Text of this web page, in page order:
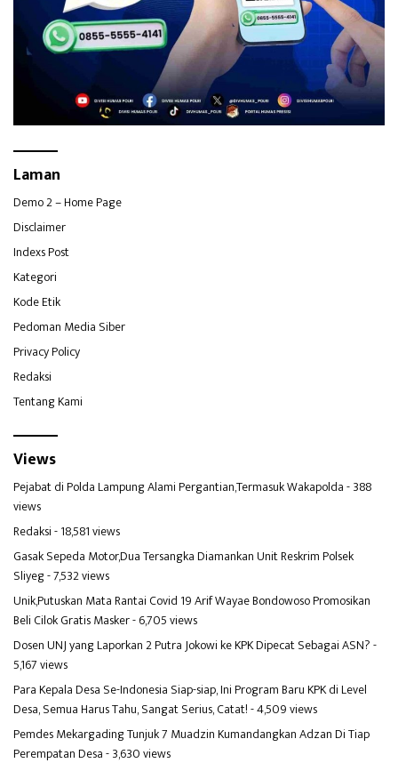
Laman
Demo 2 – Home Page
Disclaimer
Indexs Post
Kategori
Kode Etik
Pedoman Media Siber
Privacy Policy
Redaksi
Tentang Kami
Views
Pejabat di Polda Lampung Alami Pergantian,Termasuk Wakapolda- 388
views
Redaksi- 18,581 views
Gasak Sepeda Motor,Dua Tersangka Diamankan Unit Reskrim Polsek
Sliyeg- 7,532 views
Unik,Putuskan Mata Rantai Covid 19 Arif Wayae Bondowoso Promosikan
Beli Cilok Gratis Masker- 6,705 views
Dosen UNJ yang Laporkan 2 Putra Jokowi ke KPK Dipecat Sebagai ASN?-
5,167 views
Para Kepala Desa Se-Indonesia Siap-siap, Ini Program Baru KPK di Level
Desa, Semua Harus Tahu, Sangat Serius, Catat!- 4,509 views
Pemdes Mekargading Tunjuk 7 Muadzin Kumandangkan Adzan Di Tiap
Perempatan Desa- 3,630 views